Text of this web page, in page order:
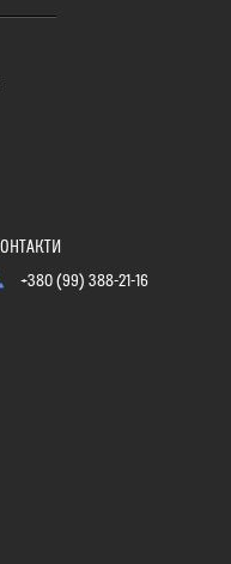
+380 (99) 388-21-16